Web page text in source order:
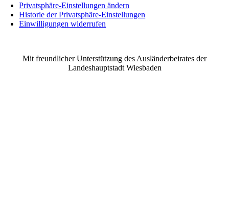
Privatsphäre-Einstellungen ändern
Historie der Privatsphäre-Einstellungen
Einwilligungen widerrufen
Mit freundlicher Unterstützung des Ausländerbeirates der
Landeshauptstadt Wiesbaden